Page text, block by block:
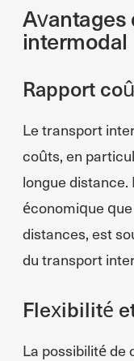
Avantages
intermodal
Rapport
Le transport
coûts, en
longue distance.
économique
distances, est
du transport
Flexibilité
La possibilité de